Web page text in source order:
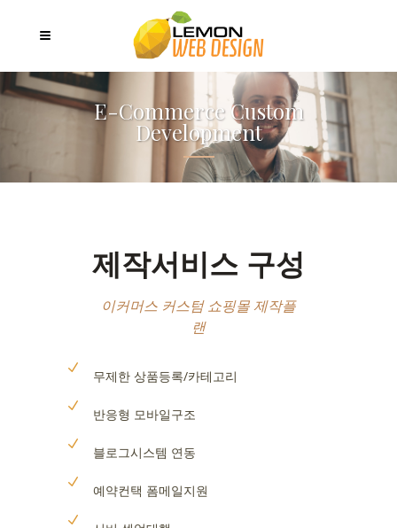
E-Commerce Custom
Development
제작서비스 구성
이커머스 커스텀 쇼핑몰 제작플
랜
무제한 상품등록/카테고리
반응형 모바일구조
블로그시스템 연동
예약컨택 폼메일지원